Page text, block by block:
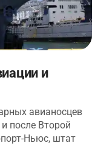
и
авианосцев
после Второй
Ньюс, штат